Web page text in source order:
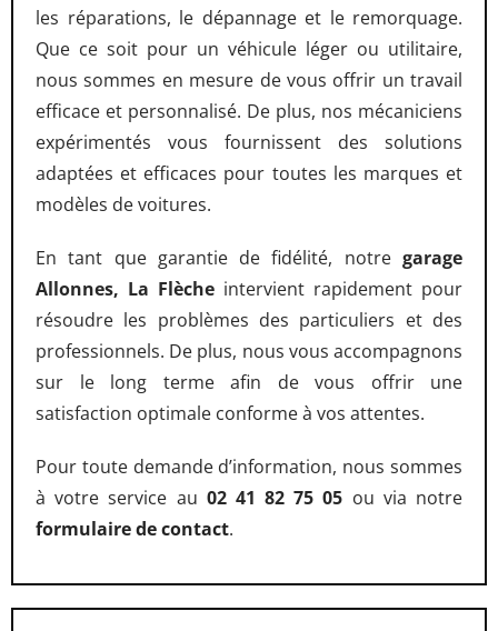
les réparations, le dépannage et le remorquage.
Que ce soit pour un véhicule léger ou utilitaire,
nous sommes en mesure de vous offrir un travail
efficace et personnalisé. De plus, nos mécaniciens
expérimentés vous fournissent des solutions
adaptées et efficaces pour toutes les marques et
modèles de voitures.
En tant que garantie de fidélité, notre garage
Allonnes, La Flèche intervient rapidement pour
résoudre les problèmes des particuliers et des
professionnels. De plus, nous vous accompagnons
sur le long terme afin de vous offrir une
satisfaction optimale conforme à vos attentes.
Pour toute demande d’information, nous sommes
à votre service au 02 41 82 75 05 ou via notre
formulaire de contact.